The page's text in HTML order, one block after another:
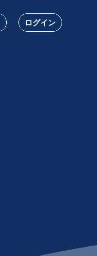
ログイン